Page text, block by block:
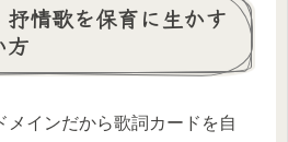
情歌を保育に生かす
方
メインだから歌詞カードを自